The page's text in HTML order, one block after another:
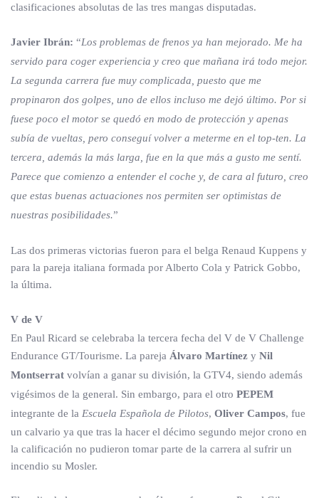
clasificaciones absolutas de las tres mangas disputadas.
Javier Ibrán: “Los problemas de frenos ya han mejorado. Me ha
servido para coger experiencia y creo que mañana irá todo mejor.
La segunda carrera fue muy complicada, puesto que me
propinaron dos golpes, uno de ellos incluso me dejó último. Por si
fuese poco el motor se quedó en modo de protección y apenas
subía de vueltas, pero conseguí volver a meterme en el top-ten. La
tercera, además la más larga, fue en la que más a gusto me sentí.
Parece que comienzo a entender el coche y, de cara al futuro, creo
que estas buenas actuaciones nos permiten ser optimistas de
nuestras posibilidades.”
Las dos primeras victorias fueron para el belga Renaud Kuppens y
para la pareja italiana formada por Alberto Cola y Patrick Gobbo,
la última.
V de V
En Paul Ricard se celebraba la tercera fecha del V de V Challenge
Endurance GT/Tourisme. La pareja Álvaro Martínez y Nil
Montserrat volvían a ganar su división, la GTV4, siendo además
vigésimos de la general. Sin embargo, para el otro PEPEM
integrante de la Escuela Española de Pilotos, Oliver Campos, fue
un calvario ya que tras la hacer el décimo segundo mejor crono en
la calificación no pudieron tomar parte de la carrera al sufrir un
incendio su Mosler.